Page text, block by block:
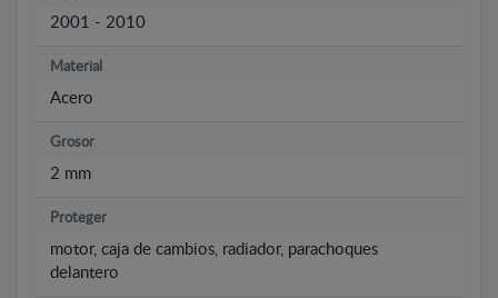
2001 - 2010
Material
Acero
Grosor
2 mm
Proteger
motor, caja de cambios, radiador, parachoques
delantero